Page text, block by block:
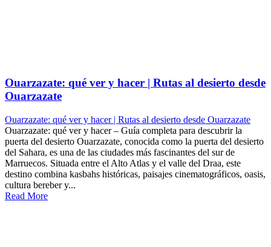
Ouarzazate: qué ver y hacer | Rutas al desierto desde
Ouarzazate
Ouarzazate: qué ver y hacer | Rutas al desierto desde Ouarzazate
Ouarzazate: qué ver y hacer – Guía completa para descubrir la
puerta del desierto Ouarzazate, conocida como la puerta del desierto
del Sahara, es una de las ciudades más fascinantes del sur de
Marruecos. Situada entre el Alto Atlas y el valle del Draa, este
destino combina kasbahs históricas, paisajes cinematográficos, oasis,
cultura bereber y...
Read More